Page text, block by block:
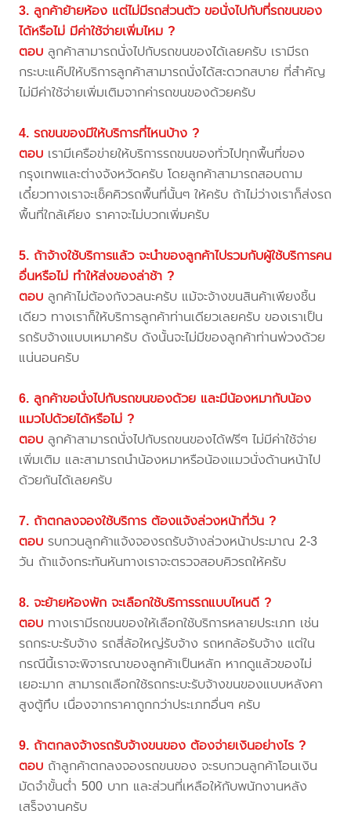
3. ลูกค้าย้ายห้อง แต่ไม่มีรถส่วนตัว ขอนั่งไปกับที่รถขนของ
ได้หรือไม่ มีค่าใช้จ่ายเพิ่มไหม ?
ตอบ ลูกค้าสามารถนั่งไปกับรถขนของได้เลยครับ เรามีรถ
กระบะแค๊ปให้บริการลูกค้าสามารถนั่งได้สะดวกสบาย ที่สำคัญ
ไม่มีค่าใช้จ่ายเพิ่มเติมจากค่ารถขนของด้วยครับ
4. รถขนของมีให้บริการที่ไหนบ้าง ?
ตอบ เรามีเครือข่ายให้บริการรถขนของทั่วไปทุกพื้นที่ของ
กรุงเทพและต่างจังหวัดครับ โดยลูกค้าสามารถสอบถาม
เดี๋ยวทางเราจะเช็คคิวรถพื้นที่นั้นๆ ให้ครับ ถ้าไม่ว่างเราก็ส่งรถ
พื้นที่ใกล้เคียง ราคาจะไม่บวกเพิ่มครับ
5. ถ้าจ้างใช้บริการแล้ว จะนำของลูกค้าไปรวมกับผู้ใช้บริการคน
อื่นหรือไม่ ทำให้ส่งของล่าช้า ?
ตอบ ลูกค้าไม่ต้องกังวลนะครับ แม้จะจ้างขนสินค้าเพียงชิ้น
เดียว ทางเราก็ให้บริการลูกค้าท่านเดียวเลยครับ ของเราเป็น
รถรับจ้างแบบเหมาครับ ดังนั้นจะไม่มีของลูกค้าท่านพ่วงด้วย
แน่นอนครับ
6. ลูกค้าขอนั่งไปกับรถขนของด้วย และมีน้องหมากับน้อง
แมวไปด้วยได้หรือไม่ ?
ตอบ ลูกค้าสามารถนั่งไปกับรถขนของได้ฟรีๆ ไม่มีค่าใช้จ่าย
เพิ่มเติม และสามารถนำน้องหมาหรือน้องแมวนั่งด้านหน้าไป
ด้วยกันได้เลยครับ
7. ถ้าตกลงจองใช้บริการ ต้องแจ้งล่วงหน้ากี่วัน ?
ตอบ รบกวนลูกค้าแจ้งจองรถรับจ้างล่วงหน้าประมาณ 2-3
วัน ถ้าแจ้งกระทันหันทางเราจะตรวจสอบคิวรถให้ครับ
8. จะย้ายห้องพัก จะเลือกใช้บริการรถแบบไหนดี ?
ตอบ ทางเรามีรถขนของให้เลือกใช้บริการหลายประเภท เช่น
รถกระบะรับจ้าง รถสี่ล้อใหญ่รับจ้าง รถหกล้อรับจ้าง แต่ใน
กรณีนี้เราจะพิจารณาของลูกค้าเป็นหลัก หากดูแล้วของไม่
เยอะมาก สามารถเลือกใช้รถกระบะรับจ้างขนของแบบหลังคา
สูงตู้ทึบ เนื่องจากราคาถูกกว่าประเภทอื่นๆ ครับ
9. ถ้าตกลงจ้างรถรับจ้างขนของ ต้องจ่ายเงินอย่างไร ?
ตอบ ถ้าลูกค้าตกลงจองรถขนของ จะรบกวนลูกค้าโอนเงิน
มัดจำขั้นต่ำ 500 บาท และส่วนที่เหลือให้กับพนักงานหลัง
เสร็จงานครับ